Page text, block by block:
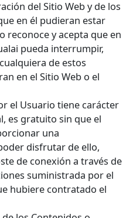
del Sitio Web y de los
en él pudieran estar
reconoce y acepta que en
pueda interrumpir,
de estos
en el Sitio Web o el
el Usuario tiene carácter
es gratuito sin que el
una
disfrutar de ello,
de conexión a través de
suministrada por el
hubiere contratado el